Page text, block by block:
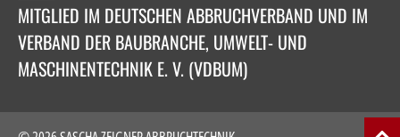
MITGLIED IM DEUTSCHEN ABBRUCHVERBAND UND IM
VERBAND DER BAUBRANCHE, UMWELT- UND
MASCHINENTECHNIK E. V. (VDBUM)